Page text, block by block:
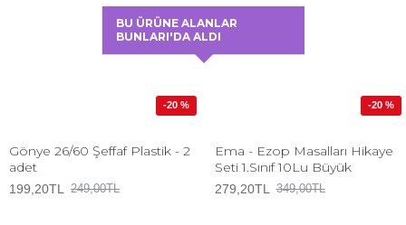
BU ÜRÜNE ALANLAR
BUNLARI'DA ALDI
-20 %
Gönye 26/60 Şeffaf Plastik - 2
adet
199,20TL 249,00TL
-20 %
Ema - Ezop Masalları Hikaye
Seti 1.Sınıf 10Lu Büyük
279,20TL 349,00TL